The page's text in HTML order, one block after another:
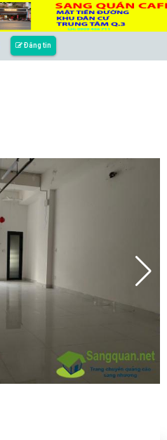
Đăng tin